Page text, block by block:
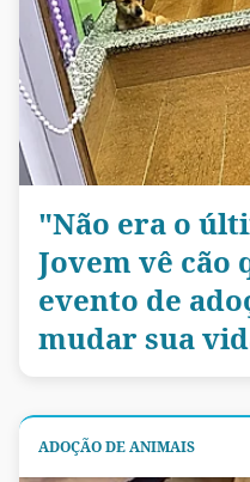
"Não era o
Jovem vê cão
evento de
mudar sua
ADOÇÃO DE ANIMAIS